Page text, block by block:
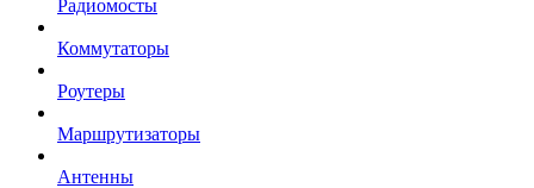
Радиомосты
Коммутаторы
Роутеры
Маршрутизаторы
Антенны